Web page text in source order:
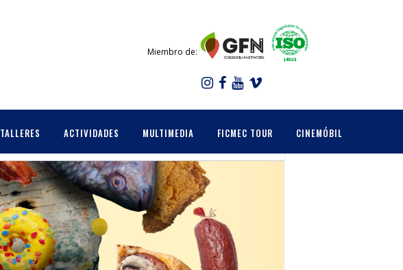
Miembro de:
TALLERES ACTIVIDADES MULTIMEDIA FICMEC TOUR CINEMÓBIL